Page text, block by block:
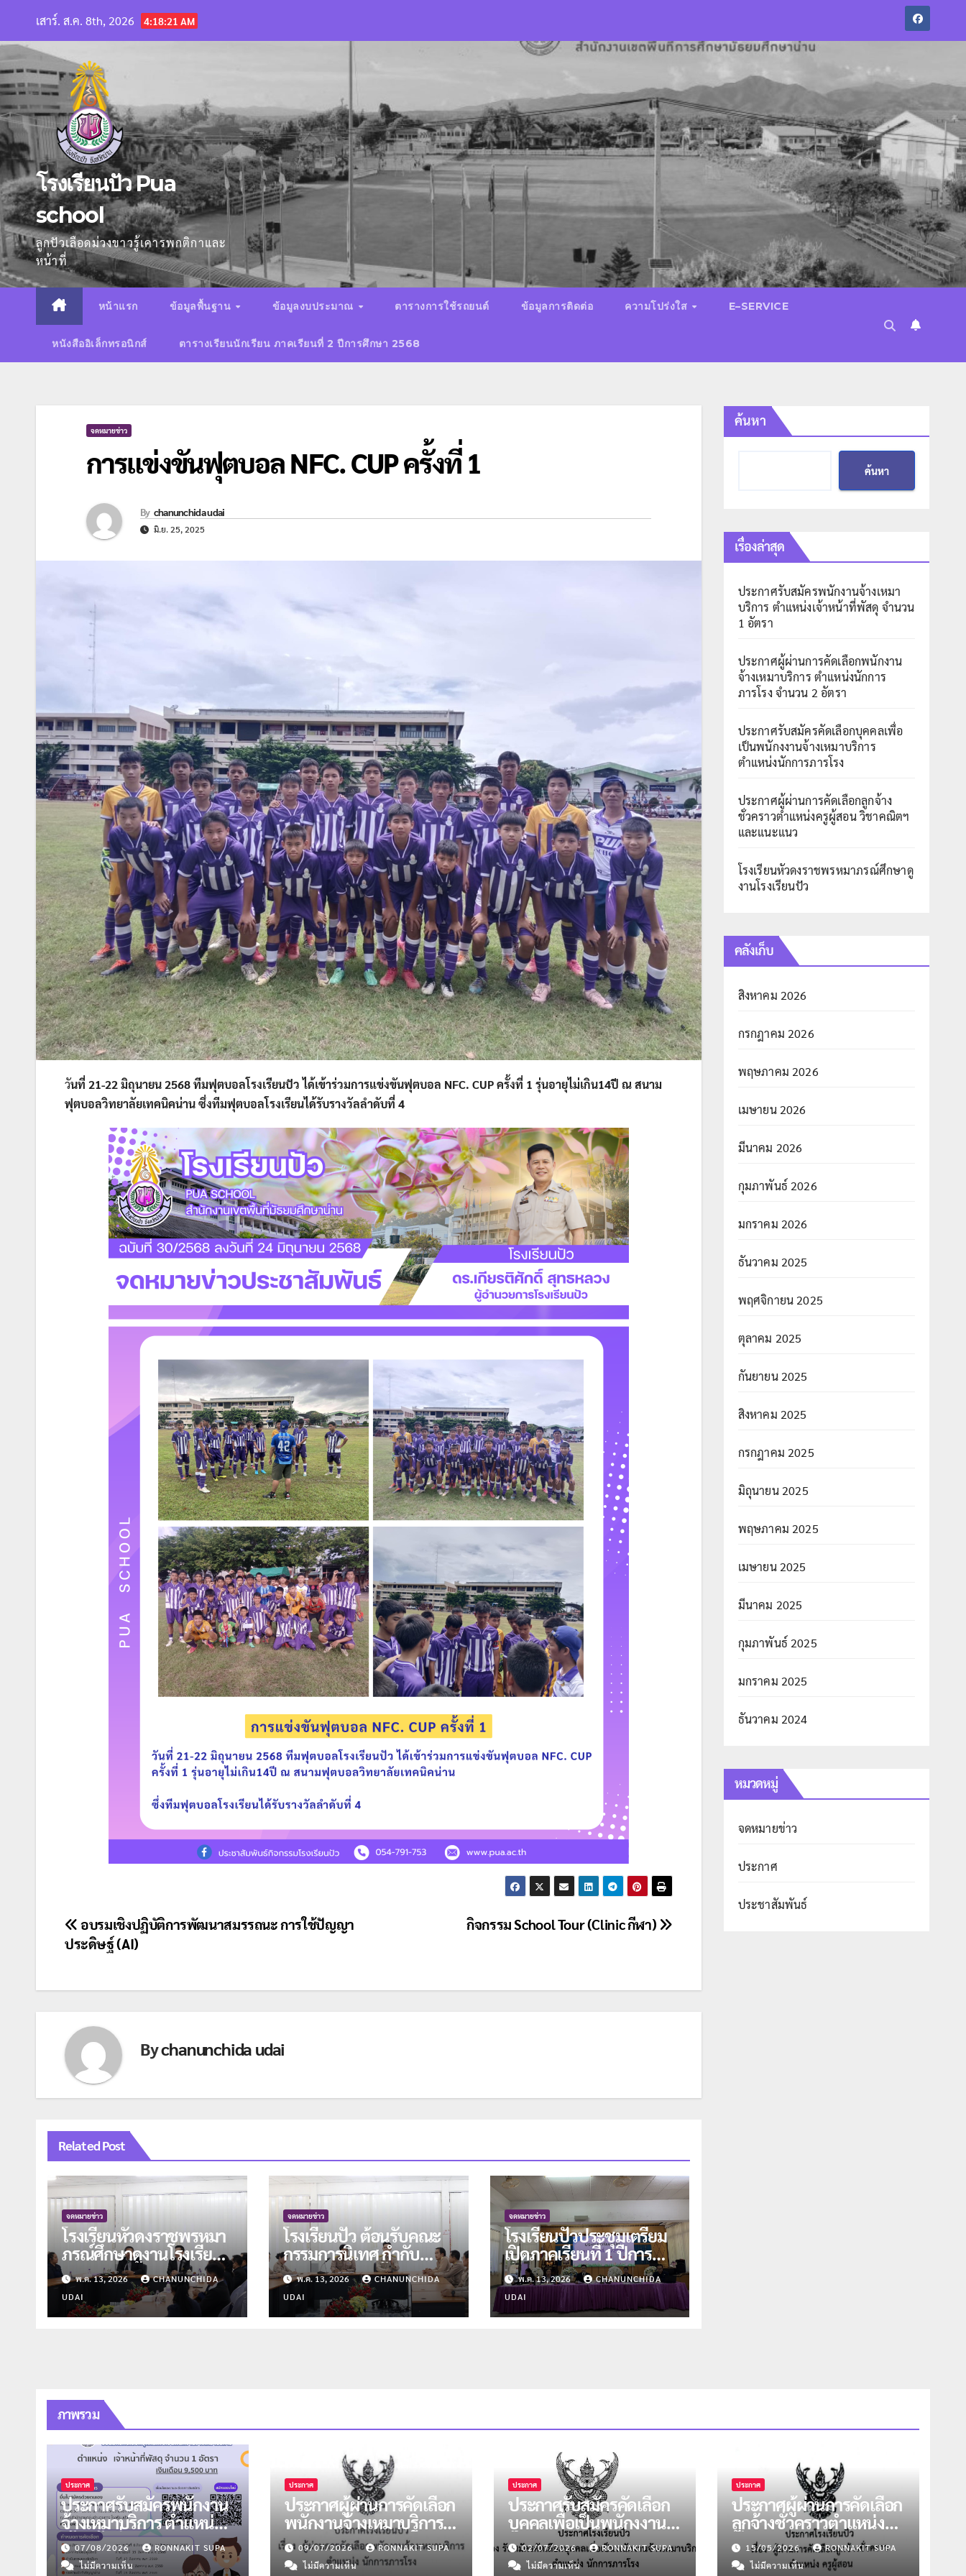
content
เสาร์. ส.ค. 8th, 2026 4:18:22 AM
โรงเรียนปัว Pua
school
ลูกปัวเลือดม่วงขาวรู้เคารพกติกาและ
หน้าที่
หน้าแรก ข้อมูลพื้นฐาน ข้อมูลงบประมาณ ตารางการใช้รถยนต์ ข้อมูลการติดต่อ ความโปร่งใส E–SERVICE
หนังสืออิเล็กทรอนิกส์ ตารางเรียนนักเรียน ภาคเรียนที่ 2 ปีการศึกษา 2568
จดหมายข่าว
การแข่งขันฟุตบอล NFC. CUP ครั้งที่ 1
By chanunchida udai
มิ.ย. 25, 2025
วันที่ 21-22 มิถุนายน 2568 ทีมฟุตบอลโรงเรียนปัว ได้เข้าร่วมการแข่งขันฟุตบอล NFC. CUPครั้งที่ 1 รุ่นอายุไม่เกิน14ปี ณ สนาม
ฟุตบอลวิทยาลัยเทคนิคน่านซึ่งทีมฟุตบอลโรงเรียนได้รับรางวัลลำดับที่ 4
แนะแนว
เรื่อง
กิจกรรม School Tour (Clinic กีฬา)
อบรมเชิงปฏิบัติการพัฒนาสมรรถนะ การใช้ปัญญา
ประดิษฐ์ (AI)
Bychanunchida udai
Related Post
จดหมายข่าว
โรงเรียนหัวดงราชพรหมา
ภรณ์ศึกษาดูงานโรงเรียน
ปัวพ.ค. 13, 2026
CHANUNCHIDA
UDAI
จดหมายข่าว
โรงเรียนปัว ต้อนรับคณะ
กรรมการนิเทศ กำกับ
ติดตามความพร้อมก่อน
เปิดภาคเรียนที่ 1/2569
พ.ค. 13, 2026
CHANUNCHIDA
UDAI
จดหมายข่าว
โรงเรียนปัวประชุมเตรียม
เปิดภาคเรียนที่ 1 ปีการ
ศึกษา 2569
พ.ค. 13, 2026
CHANUNCHIDA
UDAI
ค้นหา
ค้นหา
เรื่องล่าสุด
ประกาศรับสมัครพนักงานจ้างเหมา
บริการ ตำแหน่งเจ้าหน้าที่พัสดุ จำนวน
1 อัตรา
ประกาศผู้ผ่านการคัดเลือกพนักงาน
จ้างเหมาบริการ ตำแหน่งนักการ
ภารโรง จำนวน 2 อัตรา
ประกาศรับสมัครคัดเลือกบุคคลเพื่อ
เป็นพนักงงานจ้างเหมาบริการ
ตำแหน่งนักการภารโรง
ประกาศผู้ผ่านการคัดเลือกลูกจ้าง
ชั่วคราวตำแหน่งครูผู้สอน วิชาคณิตฯ
และแนะแนว
โรงเรียนหัวดงราชพรหมาภรณ์ศึกษาดู
งานโรงเรียนปัว
คลังเก็บ
สิงหาคม 2026
กรกฎาคม 2026
พฤษภาคม 2026
เมษายน 2026
มีนาคม 2026
กุมภาพันธ์ 2026
มกราคม 2026
ธันวาคม 2025
พฤศจิกายน 2025
ตุลาคม 2025
กันยายน 2025
สิงหาคม 2025
กรกฎาคม 2025
มิถุนายน 2025
พฤษภาคม 2025
เมษายน 2025
มีนาคม 2025
กุมภาพันธ์ 2025
มกราคม 2025
ธันวาคม 2024
หมวดหมู่
จดหมายข่าว
ประกาศ
ประชาสัมพันธ์
ภาพรวม
ประกาศ
ประกาศรับสมัครพนักงาน
จ้างเหมาบริการ ตำแหน่ง
เจ้าหน้าที่พัสดุ จำนวน 1
อัตรา
07/08/2026
RONNAKIT SUPA
ไม่มีความเห็น
ประกาศ
ประกาศผู้ผ่านการคัดเลือก
พนักงานจ้างเหมาบริการ
ตำแหน่งนักการภารโรง
จำนวน 2 อัตรา
09/07/2026
RONNAKIT SUPA
ไม่มีความเห็น
ประกาศ
ประกาศรับสมัครคัดเลือก
บุคคลเพื่อเป็นพนักงงาน
จ้างเหมาบริการ ตำแหน่ง
นักการภารโรง
02/07/2026
RONNAKIT SUPA
ไม่มีความเห็น
ประกาศ
ประกาศผู้ผ่านการคัดเลือก
ลูกจ้างชั่วคราวตำแหน่งครู
ผู้สอน วิชาคณิตฯ และ
แนะแนว
15/05/2026
RONNAKIT SUPA
ไม่มีความเห็น